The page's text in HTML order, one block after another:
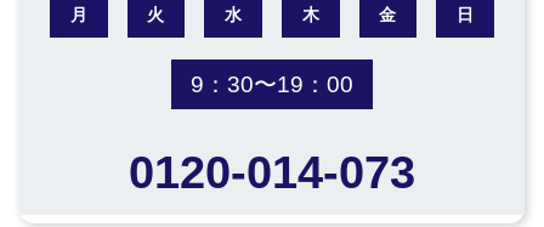
月 火 水 木 金 日
9：30〜19：00
0120-014-073